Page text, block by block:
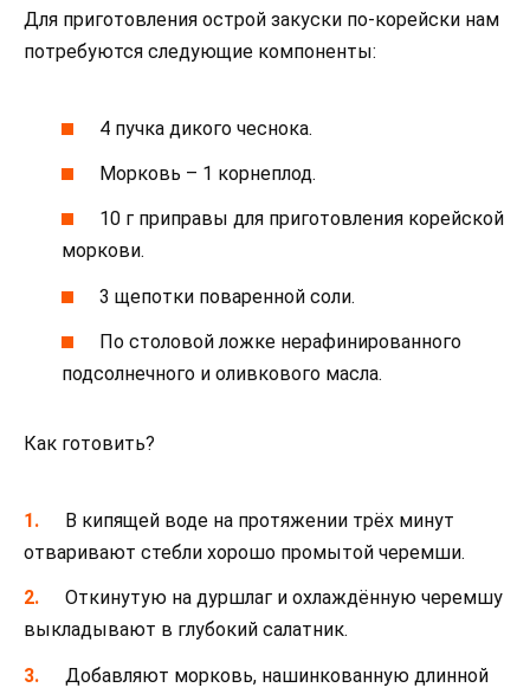
Для приготовления острой закуски по-корейски нам
потребуются следующие компоненты:
4 пучка дикого чеснока.
Морковь – 1 корнеплод.
10 г приправы для приготовления корейской
моркови.
3 щепотки поваренной соли.
По столовой ложке нерафинированного
подсолнечного и оливкового масла.
Как готовить?
В кипящей воде на протяжении трёх минут
отваривают стебли хорошо промытой черемши.
Откинутую на дуршлаг и охлаждённую черемшу
выкладывают в глубокий салатник.
Добавляют морковь, нашинкованную длинной